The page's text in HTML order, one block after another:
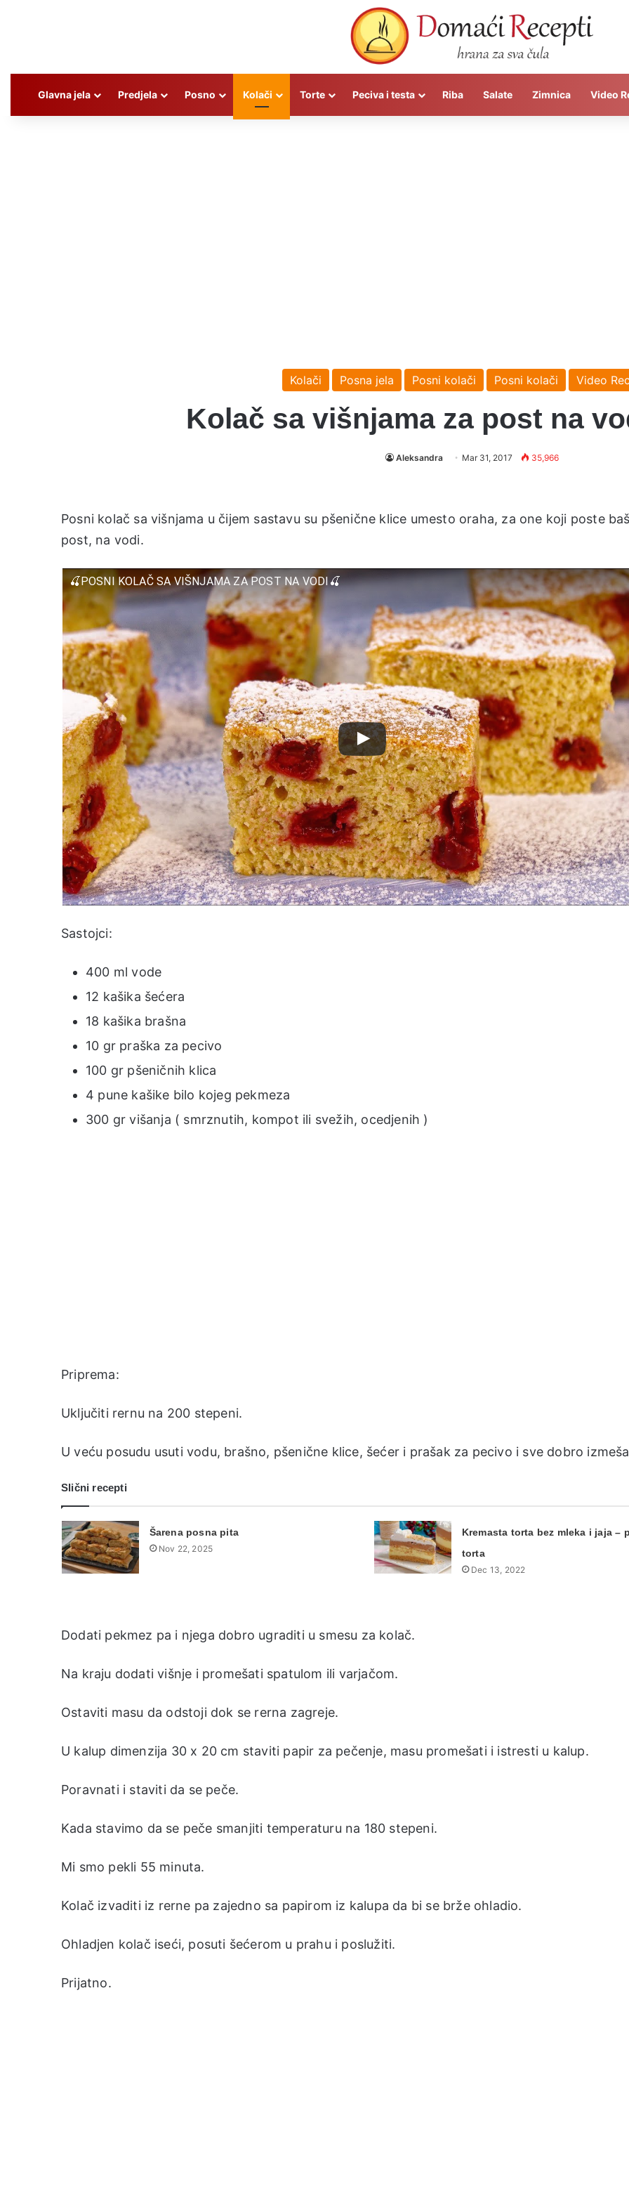
Glavna jela Predjela Posno Kolači Torte Peciva i testa Riba Salate Zimnica Video
Kolači Posna jela Posni kolači Posni kolači Video
Kolač sa višnjama za post na
Aleksandra Mar 31, 2017 35,966
Posni kolač sa višnjama u čijem sastavu su pšenične klice umesto oraha, za one koji poste
post, na vodi.
🍒POSNI KOLAČ SA VIŠNJAMA ZA POST NA VODI🍒
Sastojci:
400 ml vode
12 kašika šećera
18 kašika brašna
10 gr praška za pecivo
100 gr pšeničnih klica
4 pune kašike bilo kojeg pekmeza
300 gr višanja ( smrznutih, kompot ili svežih, ocedjenih )
Priprema:
Uključiti rernu na 200 stepeni.
U veću posudu usuti vodu, brašno, pšenične klice, šećer i prašak za pecivo i sve dobro
Slični recepti
Šarena posna pita
Nov 22, 2025
Kremasta torta bez mleka i jaja –
torta
Dec 13, 2022
Dodati pekmez pa i njega dobro ugraditi u smesu za kolač.
Na kraju dodati višnje i promešati spatulom ili varjačom.
Ostaviti masu da odstoji dok se rerna zagreje.
U kalup dimenzija 30 x 20 cm staviti papir za pečenje, masu promešati i istresti u kalup.
Poravnati i staviti da se peče.
Kada stavimo da se peče smanjiti temperaturu na 180 stepeni.
Mi smo pekli 55 minuta.
Kolač izvaditi iz rerne pa zajedno sa papirom iz kalupa da bi se brže ohladio.
Ohladjen kolač iseći, posuti šećerom u prahu i poslužiti.
Prijatno.